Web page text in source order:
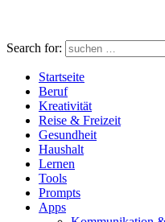
Search for:
Startseite
Beruf
Kreativität
Reise & Freizeit
Gesundheit
Haushalt
Lernen
Tools
Prompts
Apps